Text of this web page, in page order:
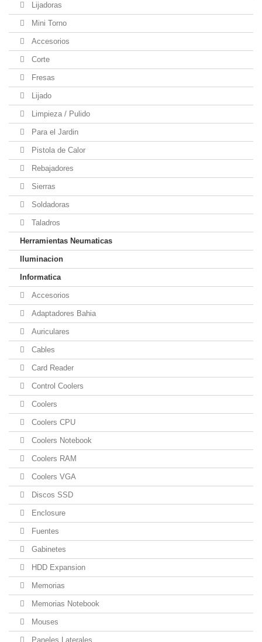
Lijadoras
Mini Torno
Accesorios
Corte
Fresas
Lijado
Limpieza / Pulido
Para el Jardin
Pistola de Calor
Rebajadores
Sierras
Soldadoras
Taladros
Herramientas Neumaticas
Iluminacion
Informatica
Accesorios
Adaptadores Bahia
Auriculares
Cables
Card Reader
Control Coolers
Coolers
Coolers CPU
Coolers Notebook
Coolers RAM
Coolers VGA
Discos SSD
Enclosure
Fuentes
Gabinetes
HDD Expansion
Memorias
Memorias Notebook
Mouses
Paneles Laterales